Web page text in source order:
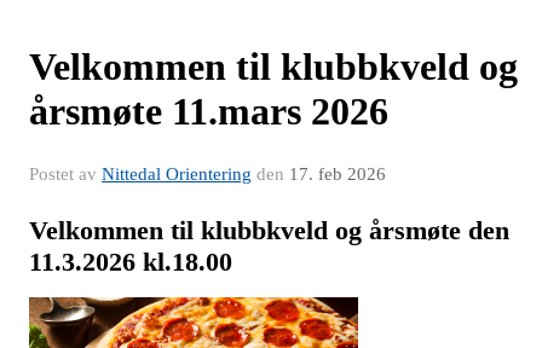
Velkommen til klubbkveld og
årsmøte 11.mars 2026
Postet av Nittedal Orientering den 17. feb 2026
Velkommen til klubbkveld og årsmøte den
11.3.2026 kl.18.00